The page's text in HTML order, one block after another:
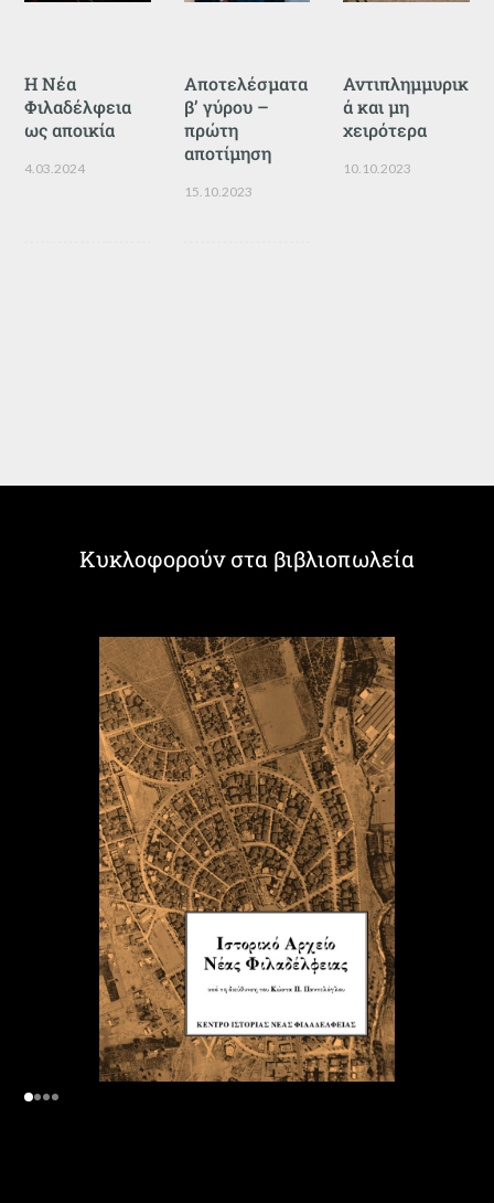
Η Νέα
Φιλαδέλφεια
ως αποικία
4.03.2024
Αποτελέσματα
β’ γύρου –
πρώτη
αποτίμηση
15.10.2023
Αντιπλημμυρικ
ά και μη
χειρότερα
10.10.2023
Κυκλοφορούν στα βιβλιοπωλεία